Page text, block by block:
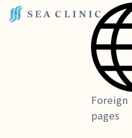
Foreign
pages